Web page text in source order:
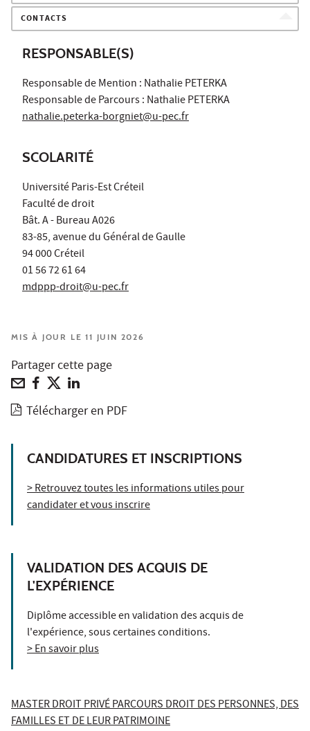
CONTACTS
RESPONSABLE(S)
Responsable de Mention : Nathalie PETERKA
Responsable de Parcours : Nathalie PETERKA
nathalie.peterka-borgniet@u-pec.fr
SCOLARITÉ
Université Paris-Est Créteil
Faculté de droit
Bât. A - Bureau A026
83-85, avenue du Général de Gaulle
94 000 Créteil
01 56 72 61 64
mdppp-droit@u-pec.fr
MIS À JOUR LE 11 JUIN 2026
Partager cette page
Télécharger en PDF
CANDIDATURES ET INSCRIPTIONS
> Retrouvez toutes les informations utiles pour
candidater et vous inscrire
VALIDATION DES ACQUIS DE
L'EXPÉRIENCE
Diplôme accessible en validation des acquis de
l'expérience, sous certaines conditions.
> En savoir plus
MASTER DROIT PRIVÉ PARCOURS DROIT DES PERSONNES, DES
FAMILLES ET DE LEUR PATRIMOINE